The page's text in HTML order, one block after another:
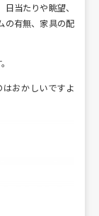
当たりや眺望、
の有無、家具の配
おかしいですよ